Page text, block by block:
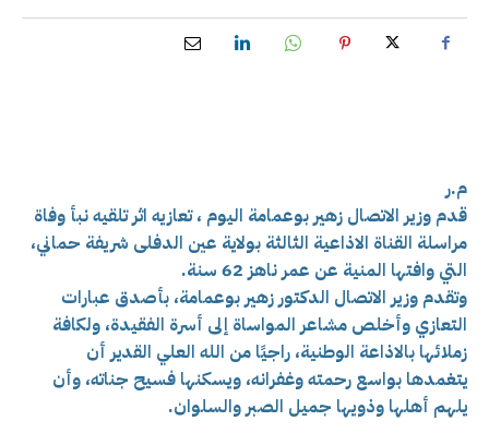
م.ر
قدم وزير الاتصال زهير بوعمامة اليوم ، تعازيه اثر تلقيه نبأ وفاة
مراسلة القناة الاذاعية الثالثة بولاية عين الدفلى شريفة حماني،
التي وافتها المنية عن عمر ناهز 62 سنة.
وتقدم وزير الاتصال الدكتور زهير بوعمامة، بأصدق عبارات
التعازي وأخلص مشاعر المواساة إلى أسرة الفقيدة، ولكافة
زملائها بالاذاعة الوطنية، راجيًا من الله العلي القدير أن
يتغمدها بواسع رحمته وغفرانه، ويسكنها فسيح جناته، وأن
يلهم أهلها وذويها جميل الصبر والسلوان.